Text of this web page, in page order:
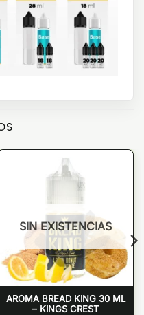
SIN EXISTENCIAS
AROMA BREAD KING 30 ML
– KINGS CREST